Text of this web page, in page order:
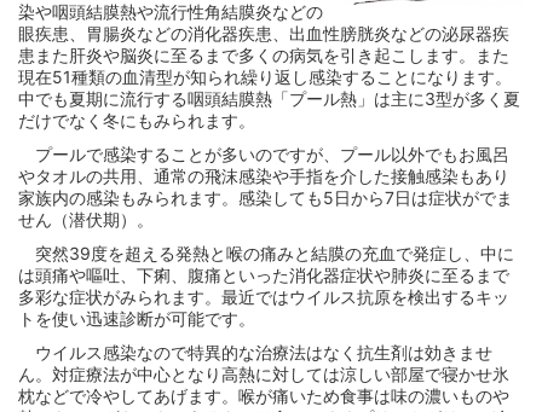
染や咽頭結膜熱や流行性角結膜炎などの
眼疾患、胃腸炎などの消化器疾患、出血性膀胱炎などの泌尿器疾
患また肝炎や脳炎に至るまで多くの病気を引き起こします。また
現在51種類の血清型が知られ繰り返し感染することになります。
中でも夏期に流行する咽頭結膜熱「プール熱」は主に3型が多く夏
だけでなく冬にもみられます。
プールで感染することが多いのですが、プール以外でもお風呂
やタオルの共用、通常の飛沫感染や手指を介した接触感染もあり
家族内の感染もみられます。感染しても5日から7日は症状がでま
せん（潜伏期）。
突然39度を超える発熱と喉の痛みと結膜の充血で発症し、中に
は頭痛や嘔吐、下痢、腹痛といった消化器症状や肺炎に至るまで
多彩な症状がみられます。最近ではウイルス抗原を検出するキッ
トを使い迅速診断が可能です。
ウイルス感染なので特異的な治療法はなく抗生剤は効きませ
ん。対症療法が中心となり高熱に対しては涼しい部屋で寝かせ氷
枕などで冷やしてあげます。喉が痛いため食事は味の濃いものや